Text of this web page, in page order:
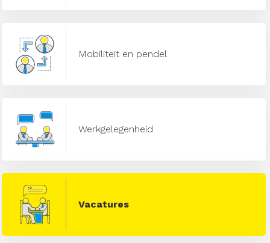
Mobiliteit en pendel
Werkgelegenheid
Vacatures